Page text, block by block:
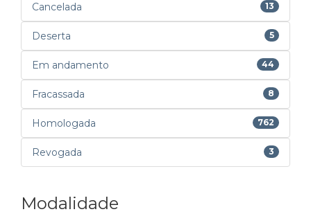
Cancelada 13
Deserta 5
Em andamento 44
Fracassada 8
Homologada 762
Revogada 3
Modalidade